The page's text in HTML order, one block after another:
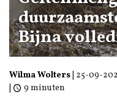
Bijna
Wilma Wolters 25-09-
9 minuten